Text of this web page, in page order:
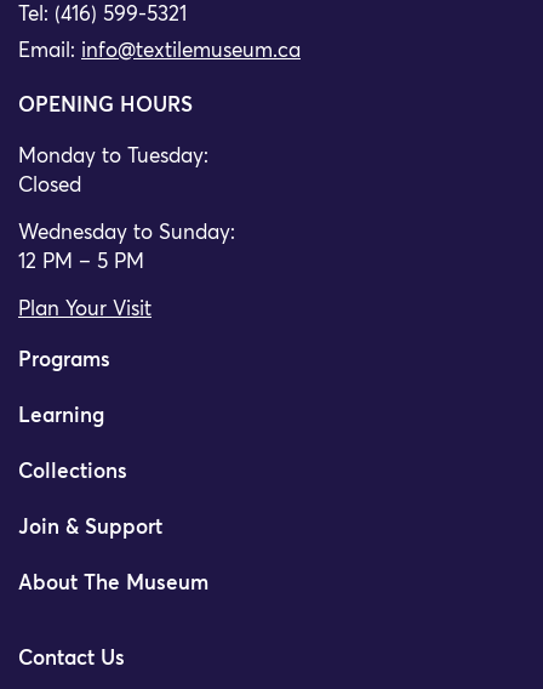
Tel: (416) 599-5321
Email: info@textilemuseum.ca
OPENING HOURS
Monday to Tuesday:
Closed
Wednesday to Sunday:
12 PM – 5 PM
Plan Your Visit
Programs
Learning
Collections
Join & Support
About The Museum
Contact Us